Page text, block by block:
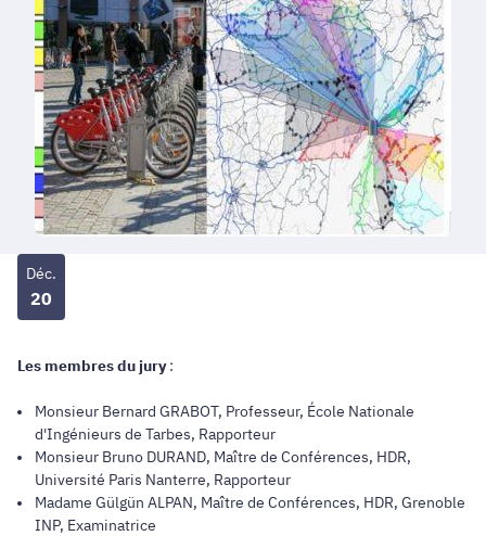
Déc.
20
Les membres du jury:
Monsieur Bernard GRABOT, Professeur, École Nationale
d'Ingénieurs de Tarbes, Rapporteur
Monsieur Bruno DURAND, Maître de Conférences, HDR,
Université Paris Nanterre, Rapporteur
Madame Gülgün ALPAN, Maître de Conférences, HDR, Grenoble
INP, Examinatrice